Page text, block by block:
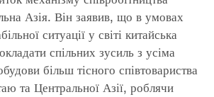
Азія. Він заявив, що в умовах
ситуації у світі китайська
спільних зусиль з усіма
більш тісного співтовариства
та Центральної Азії, роблячи